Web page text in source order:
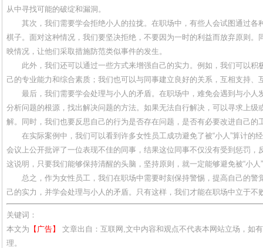
从中寻找可能的破绽和漏洞。
其次，我们需要学会拒绝小人的拉拢。在职场中，有些人会试图通过各
棋子。面对这种情况，我们要坚决拒绝，不要因为一时的利益而放弃原则。
映情况，让他们采取措施防范类似事件的发生。
此外，我们还可以通过一些方式来增强自己的实力。例如，我们可以积
己的专业能力和综合素质；我们也可以与同事建立良好的关系，互相支持、
最后，我们需要学会处理与小人的矛盾。在职场中，难免会遇到与小人
分析问题的根源，找出解决问题的方法。如果无法自行解决，可以寻求上级
解。同时，我们也要反思自己的行为是否存在问题，是否有必要改进自己的
在实际案例中，我们可以看到许多女性员工成功避免了被“小人”算计的
会议上公开批评了一位表现不佳的同事，结果这位同事不仅没有受到惩罚，
这说明，只要我们能够保持清醒的头脑，坚持原则，就一定能够避免被“小人
总之，作为女性员工，我们在职场中需要时刻保持警惕，提高自己的警
己的实力，并学会处理与小人的矛盾。只有这样，我们才能在职场中立于不
关键词：
本文为 【广告】
文章出自：互联网,文中内容和观点不代表本网站立场，如
理。